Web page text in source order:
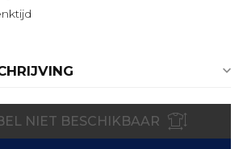
NIET BESCHIKBAAR